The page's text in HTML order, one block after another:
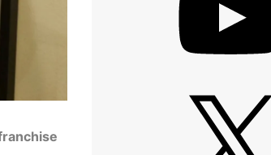
pas jouer
tuer
ne suffit pas